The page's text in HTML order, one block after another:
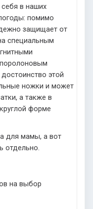
в наших
помимо
защищает от
специальным
этой
ножки и может
а также в
форме
для мамы, а вот
отдельно.
на выбор